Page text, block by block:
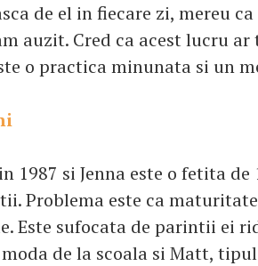
de el in fiecare zi, mereu
auzit. Cred ca acest lucru ar
o practica minunata si un
1987 si Jenna este o fetita
Problema este ca
Este sufocata de parintii ei
de la scoala si Matt,